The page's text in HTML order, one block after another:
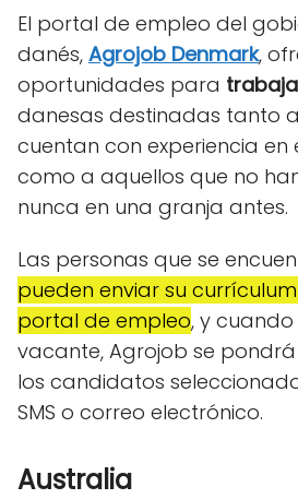
El portal de empleo del
danés, Agrojob Denmark,
oportunidades para
danesas destinadas tanto
cuentan con experiencia en
como a aquellos que no
nunca en una granja antes.
Las personas que se
pueden enviar su
portal de empleo, y
vacante, Agrojob se
los candidatos
SMS o correo electrónico.
Australia